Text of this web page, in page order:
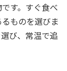
す。すぐ食べ
ものを選びま
び、常温で追